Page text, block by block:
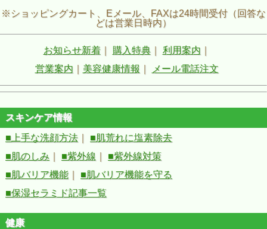
※ショッピングカート、Eメール、FAXは24時間受付（回答な
どは営業日時内）
お知らせ新着｜ 購入特典｜ 利用案内
営業案内
美容健康情報 メール電話注文
スキンケア情報
■上手な洗顔方法
■肌荒れに塩素除去
■肌のしみ
■紫外線
■紫外線対策
■肌バリア機能
■肌バリア機能を守る
■保湿セラミド記事一覧
健康